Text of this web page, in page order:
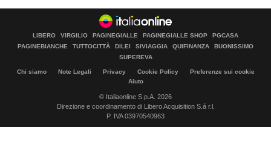
LIBERO VIRGILIO PAGINEGIALLE PAGINEGIALLE SHOP
PGCASA
PAGINEBIANCHE
TUTTOCITTÀ DILEI SIVIAGGIA QUIFINANZA
BUONISSIMO
SUPEREVA
Chi siamo Note Legali Privacy Cookie Policy
Preferenze sui cookie
Aiuto
© Italiaonline S.p.A. 2026
Direzione e coordinamento di Libero Acquisition S.á r.l.
P. IVA 03970540963